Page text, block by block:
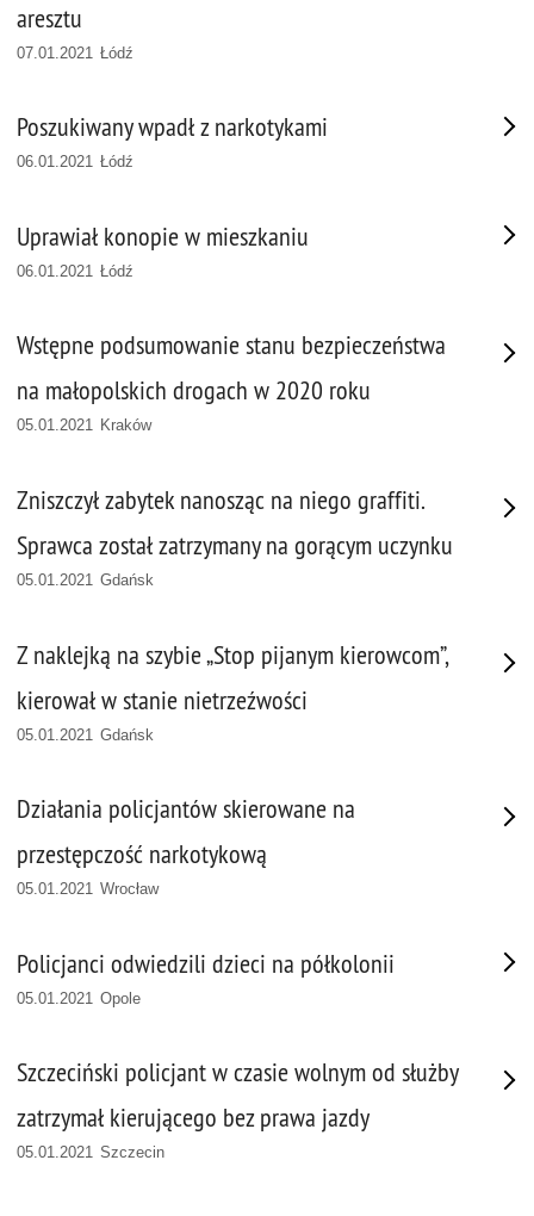
aresztu
07.01.2021 Łódź
Poszukiwany wpadł z narkotykami
06.01.2021 Łódź
Uprawiał konopie w mieszkaniu
06.01.2021 Łódź
Wstępne podsumowanie stanu bezpieczeństwa
na małopolskich drogach w 2020 roku
05.01.2021 Kraków
Zniszczył zabytek nanosząc na niego graffiti.
Sprawca został zatrzymany na gorącym uczynku
05.01.2021 Gdańsk
Z naklejką na szybie „Stop pijanym kierowcom”,
kierował w stanie nietrzeźwości
05.01.2021 Gdańsk
Działania policjantów skierowane na
przestępczość narkotykową
05.01.2021 Wrocław
Policjanci odwiedzili dzieci na półkolonii
05.01.2021 Opole
Szczeciński policjant w czasie wolnym od służby
zatrzymał kierującego bez prawa jazdy
05.01.2021 Szczecin